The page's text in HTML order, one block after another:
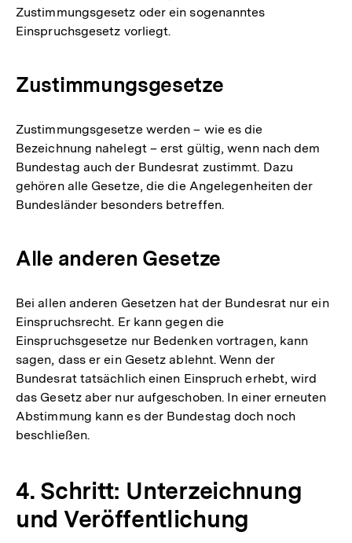
Zustimmungsgesetz oder ein sogenanntes
Einspruchsgesetz vorliegt.
Zustimmungsgesetze
Zustimmungsgesetze werden – wie es die
Bezeichnung nahelegt – erst gültig, wenn nach dem
Bundestag auch der Bundesrat zustimmt. Dazu
gehören alle Gesetze, die die Angelegenheiten der
Bundesländer besonders betreffen.
Alle anderen Gesetze
Bei allen anderen Gesetzen hat der Bundesrat nur ein
Einspruchsrecht. Er kann gegen die
Einspruchsgesetze nur Bedenken vortragen, kann
sagen, dass er ein Gesetz ablehnt. Wenn der
Bundesrat tatsächlich einen Einspruch erhebt, wird
das Gesetz aber nur aufgeschoben. In einer erneuten
Abstimmung kann es der Bundestag doch noch
beschließen.
4. Schritt: Unterzeichnung
und Veröffentlichung